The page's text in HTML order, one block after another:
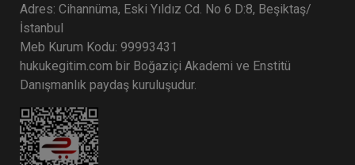
Adres: Cihannüma, Eski Yıldız Cd. No 6 D:8, Beşiktaş/
İstanbul
Meb Kurum Kodu: 99993431
hukukegitim.com bir Boğaziçi Akademi ve Enstitü
Danışmanlık paydaş kuruluşudur.